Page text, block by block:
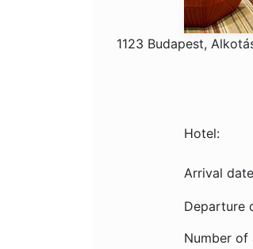
1123 Budapest,
Hotel:
Arrival
Departure
Number of